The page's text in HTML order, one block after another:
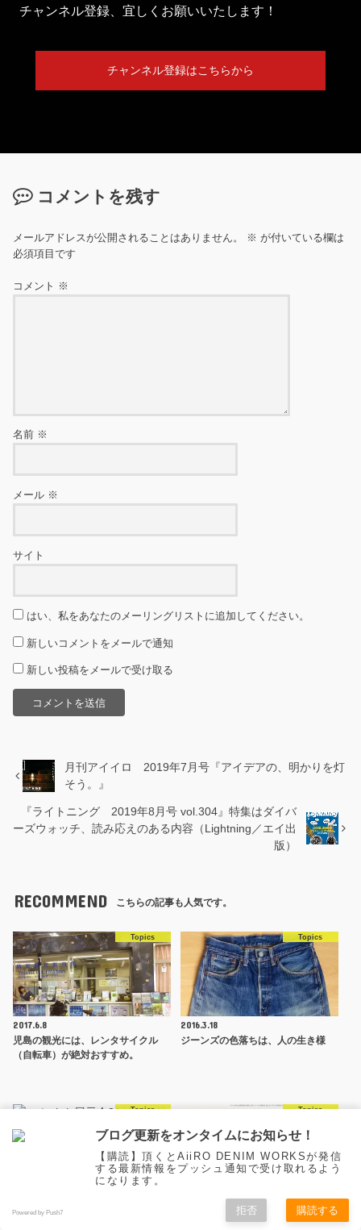
チャンネル登録、宜しくお願いいたします！
チャンネル登録はこちらから
コメントを残す
メールアドレスが公開されることはありません。 ※ が付いている欄は
必須項目です
コメント ※
名前 ※
メール ※
サイト
はい、私をあなたのメーリングリストに追加してください。
新しいコメントをメールで通知
新しい投稿をメールで受け取る
月刊アイイロ 2019年7月号『アイデアの、明かりを灯
そう。』
『ライトニング 2019年8月号 vol.304』特集はダイバ
ーズウォッチ、読み応えのある内容（Lightning／エイ出
版）
RECOMMEND こちらの記事も人気です。
Topics
2017.6.8
児島の観光には、レンタサイクル
（自転車）が絶対おすすめ。
Topics
2016.3.18
ジーンズの色落ちは、人の生き様
Topics
コレクト（生地屋さん）の展示会に
Topics
サイトをお色直ししてみました。
ブログ更新をオンタイムにお知らせ！
【購読】頂くとAiiRO DENIM WORKSが発信
する最新情報をプッシュ通知で受け取れるよう
になります。
Powered by Push7 拒否 購読する